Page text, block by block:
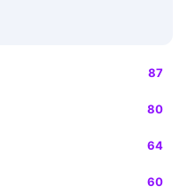
87
80
64
60